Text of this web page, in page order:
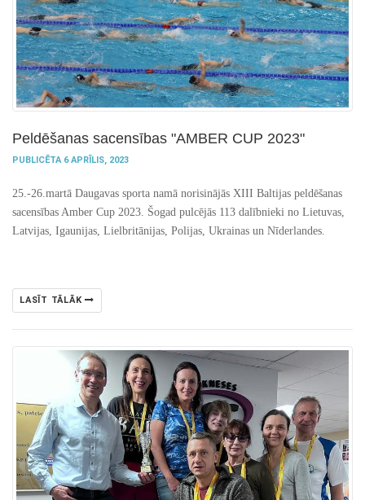
Peldēšanas sacensības "AMBER CUP 2023"
PUBLICĒTA 6 APRĪLIS, 2023
25.-26.martā Daugavas sporta namā norisinājās XIII Baltijas peldēšanas
sacensības Amber Cup 2023. Šogad pulcējās 113 dalībnieki no Lietuvas,
Latvijas, Igaunijas, Lielbritānijas, Polijas, Ukrainas un Nīderlandes.
LASĪT TĀLĀK